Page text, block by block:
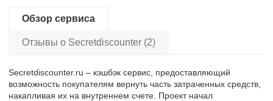
Обзор сервиса
Отзывы о Secretdiscounter (2)
Secretdiscounter.ru – кэшбэк сервис, предоставляющий
возможность покупателям вернуть часть затраченных средств,
накапливая их на внутреннем счете. Проект начал